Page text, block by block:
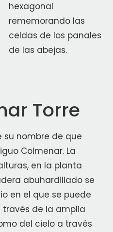
de las abejas.
Torre
su nombre de que
Colmenar. La
en la planta
abuhardillado se
en el que se puede
de la amplia
del cielo a través